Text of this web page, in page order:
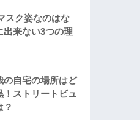
スク姿なのはな
出来ない3つの理
の自宅の場所はど
！ストリートビュ
？